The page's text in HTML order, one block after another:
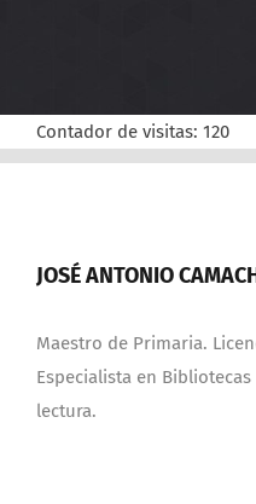
Contador de visitas: 120
JOSÉ ANTONIO
Maestro de Primaria.
Especialista en
lectura.